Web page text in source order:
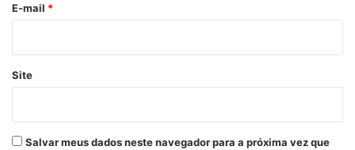
*
E-mail *
Site
Salvar meus dados neste navegador para a próxima vez que